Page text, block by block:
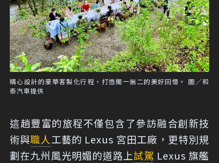
精心設計的豪華客製化行程，打造獨一無二的美好回憶。 圖／和
泰汽車提供
這趟豐富的旅程不僅包含了參訪融合創新技
術與職人 工藝的 Lexus 宮田工廠，更特別規
劃在九州風光明媚的道路上試駕 Lexus 旗艦